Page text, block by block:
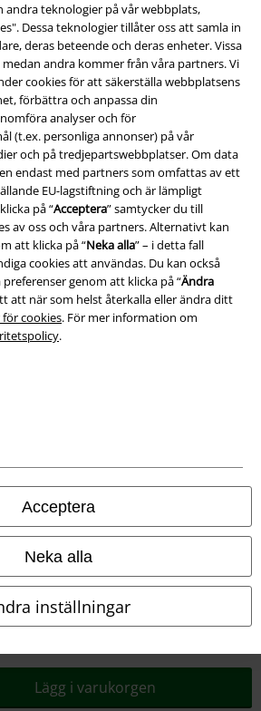
andra teknologier på vår webbplats,
Dessa teknologier tillåter oss att samla in
deras beteende och deras enheter. Vissa
medan andra kommer från våra partners. Vi
cookies för att säkerställa webbplatsens
förbättra och anpassa din
analyser och för
(t.ex. personliga annonser) på vår
och på tredjepartswebbplatser. Om data
endast med partners som omfattas av ett
EU-lagstiftning och är lämpligt
på “Acceptera” samtycker du till
av oss och våra partners. Alternativt kan
att klicka på “Neka alla” – i detta fall
cookies att användas. Du kan också
genom att klicka på “Ändra
att när som helst återkalla eller ändra ditt
cookies. För mer information om
.
Acceptera
Neka alla
inställningar
Lägg i varukorgen
Music Group Company